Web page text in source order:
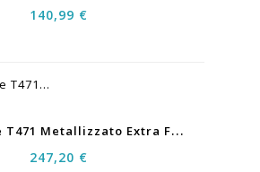
140,99 €
E
Nvirobase T471 Metallizzato Extra Fine Metallic 2LT
247,20 €